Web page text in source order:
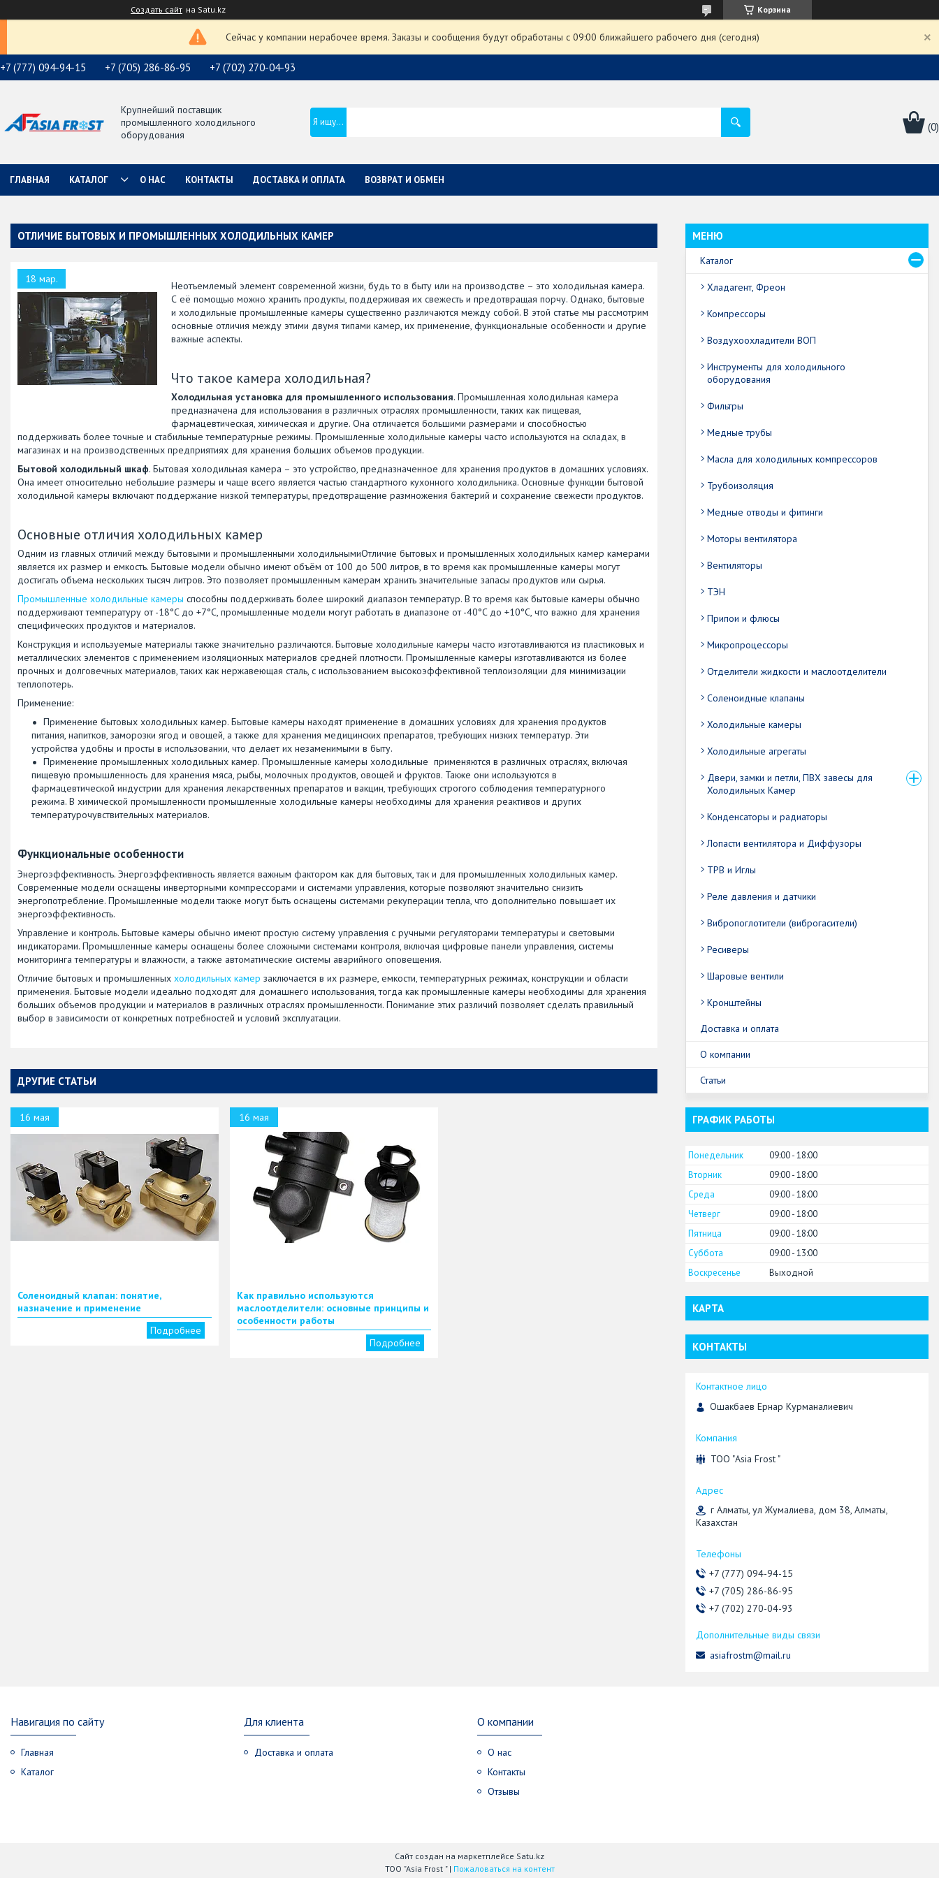
Создать сайт на Satu.kz Корзина
Сейчас у компании нерабочее время. Заказы и сообщения будут обработаны с 09:00 ближайшего рабочего дня (сегодня)
+7 (777) 094-94-15 +7 (705) 286-86-95 +7 (702) 270-04-93
Крупнейший поставщик
промышленного холодильного
оборудования
ГЛАВНАЯ КАТАЛОГ О НАС КОНТАКТЫ ДОСТАВКА И ОПЛАТА ВОЗВРАТ И ОБМЕН
ОТЛИЧИЕ БЫТОВЫХ И ПРОМЫШЛЕННЫХ ХОЛОДИЛЬНЫХ КАМЕР
18 мар.
Неотъемлемый элемент современной жизни, будь то в быту или на производстве – это холодильная камера.
С её помощью можно хранить продукты, поддерживая их свежесть и предотвращая порчу. Однако, бытовые
и холодильные промышленные камеры существенно различаются между собой. В этой статье мы рассмотрим
основные отличия между этими двумя типами камер, их применение, функциональные особенности и другие
важные аспекты.
Что такое камера холодильная?
Холодильная установка для промышленного использования. Промышленная холодильная камера
предназначена для использования в различных отраслях промышленности, таких как пищевая,
фармацевтическая, химическая и другие. Она отличается большими размерами и способностью
поддерживать более точные и стабильные температурные режимы. Промышленные холодильные камеры часто используются на складах, в
магазинах и на производственных предприятиях для хранения больших объемов продукции.
Бытовой холодильный шкаф. Бытовая холодильная камера – это устройство, предназначенное для хранения продуктов в домашних условиях.
Она имеет относительно небольшие размеры и чаще всего является частью стандартного кухонного холодильника. Основные функции бытовой
холодильной камеры включают поддержание низкой температуры, предотвращение размножения бактерий и сохранение свежести продуктов.
Основные отличия холодильных камер
Одним из главных отличий между бытовыми и промышленными холодильнымиОтличие бытовых и промышленных холодильных камер камерами
является их размер и емкость. Бытовые модели обычно имеют объём от 100 до 500 литров, в то время как промышленные камеры могут
достигать объема нескольких тысяч литров. Это позволяет промышленным камерам хранить значительные запасы продуктов или сырья.
Промышленные холодильные камеры способны поддерживать более широкий диапазон температур. В то время как бытовые камеры обычно
поддерживают температуру от -18°C до +7°C, промышленные модели могут работать в диапазоне от -40°C до +10°C, что важно для хранения
специфических продуктов и материалов.
Конструкция и используемые материалы также значительно различаются. Бытовые холодильные камеры часто изготавливаются из пластиковых и
металлических элементов с применением изоляционных материалов средней плотности. Промышленные камеры изготавливаются из более
прочных и долговечных материалов, таких как нержавеющая сталь, с использованием высокоэффективной теплоизоляции для минимизации
теплопотерь.
Применение:
Применение бытовых холодильных камер. Бытовые камеры находят применение в домашних условиях для хранения продуктов
питания, напитков, заморозки ягод и овощей, а также для хранения медицинских препаратов, требующих низких температур. Эти
устройства удобны и просты в использовании, что делает их незаменимыми в быту.
Применение промышленных холодильных камер. Промышленные камеры холодильные применяются в различных отраслях, включая
пищевую промышленность для хранения мяса, рыбы, молочных продуктов, овощей и фруктов. Также они используются в
фармацевтической индустрии для хранения лекарственных препаратов и вакцин, требующих строгого соблюдения температурного
режима. В химической промышленности промышленные холодильные камеры необходимы для хранения реактивов и других
температурочувствительных материалов.
Функциональные особенности
Энергоэффективность. Энергоэффективность является важным фактором как для бытовых, так и для промышленных холодильных камер.
Современные модели оснащены инверторными компрессорами и системами управления, которые позволяют значительно снизить
энергопотребление. Промышленные модели также могут быть оснащены системами рекуперации тепла, что дополнительно повышает их
энергоэффективность.
Управление и контроль. Бытовые камеры обычно имеют простую систему управления с ручными регуляторами температуры и световыми
индикаторами. Промышленные камеры оснащены более сложными системами контроля, включая цифровые панели управления, системы
мониторинга температуры и влажности, а также автоматические системы аварийного оповещения.
Отличие бытовых и промышленных холодильных камер заключается в их размере, емкости, температурных режимах, конструкции и области
применения. Бытовые модели идеально подходят для домашнего использования, тогда как промышленные камеры необходимы для хранения
больших объемов продукции и материалов в различных отраслях промышленности. Понимание этих различий позволяет сделать правильный
выбор в зависимости от конкретных потребностей и условий эксплуатации.
ДРУГИЕ СТАТЬИ
16 мая
Соленоидный клапан: понятие,
назначение и применение
16 мая
Как правильно используются
маслоотделители: основные принципы и
особенности работы
Каталог
Хладагент, Фреон
Компрессоры
Воздухоохладители ВОП
Инструменты для холодильного
оборудования
Фильтры
Медные трубы
Масла для холодильных компрессоров
Трубоизоляция
Медные отводы и фитинги
Моторы вентилятора
Вентиляторы
ТЭН
Припои и флюсы
Микропроцессоры
Отделители жидкости и маслоотделители
Соленоидные клапаны
Холодильные камеры
Холодильные агрегаты
Двери, замки и петли, ПВХ завесы для
Холодильных Камер
Конденсаторы и радиаторы
Лопасти вентилятора и Диффузоры
ТРВ и Иглы
Реле давления и датчики
Вибропоглотители (виброгасители)
Ресиверы
Шаровые вентили
Кронштейны
Доставка и оплата
О компании
Статьи
ГРАФИК РАБОТЫ
Понедельник 09:00 18:00
Вторник
09:00 18:00
Среда
09:00 18:00
Четверг
09:00 18:00
Пятница
09:00 18:00
Суббота
09:00 13:00
Воскресенье
Выходной
КАРТА
КОНТАКТЫ
Ошакбаев Ернар Курманалиевич
ТОО "Asia Frost "
г Алматы, ул Жумалиева, дом 38, Алматы,
Казахстан
+7 (777) 094-94-15
+7 (705) 286-86-95
+7 (702) 270-04-93
asiafrostm@mail.ru
Навигация по сайту
Главная
Каталог
Для клиента
Доставка и оплата
О компании
О нас
Контакты
Отзывы
Сайт создан на маркетплейсе Satu.kz
ТОО "Asia Frost " | Пожаловаться на контент